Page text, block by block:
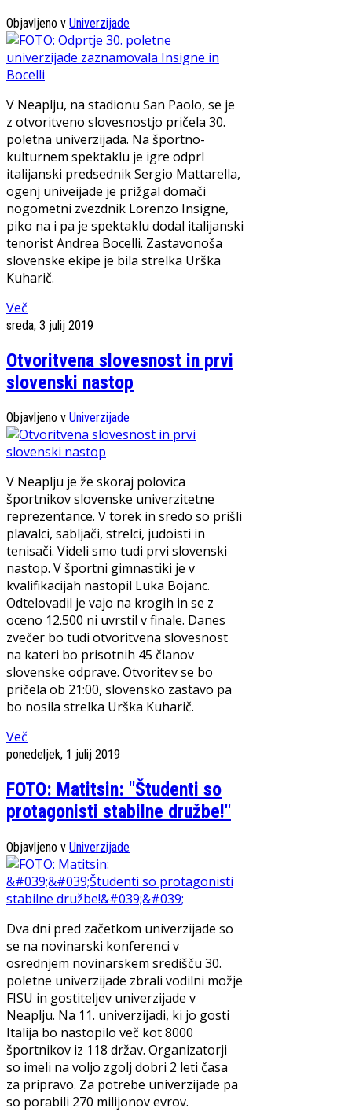
Objavljeno v Univerzijade
V Neaplju, na stadionu San Paolo, se je
z otvoritveno slovesnostjo pričela 30.
poletna univerzijada. Na športno-
kulturnem spektaklu je igre odprl
italijanski predsednik Sergio Mattarella,
ogenj univeijade je prižgal domači
nogometni zvezdnik Lorenzo Insigne,
piko na i pa je spektaklu dodal italijanski
tenorist Andrea Bocelli. Zastavonoša
slovenske ekipe je bila strelka Urška
Kuharič.
Več
sreda, 3 julij 2019
Otvoritvena slovesnost in prvi
slovenski nastop
Objavljeno v Univerzijade
V Neaplju je že skoraj polovica
športnikov slovenske univerzitetne
reprezentance. V torek in sredo so prišli
plavalci, sabljači, strelci, judoisti in
tenisači. Videli smo tudi prvi slovenski
nastop. V športni gimnastiki je v
kvalifikacijah nastopil Luka Bojanc.
Odtelovadil je vajo na krogih in se z
oceno 12.500 ni uvrstil v finale. Danes
zvečer bo tudi otvoritvena slovesnost
na kateri bo prisotnih 45 članov
slovenske odprave. Otvoritev se bo
pričela ob 21:00, slovensko zastavo pa
bo nosila strelka Urška Kuharič.
Več
ponedeljek, 1 julij 2019
FOTO: Matitsin: ''Študenti so
protagonisti stabilne družbe!''
Objavljeno v Univerzijade
Dva dni pred začetkom univerzijade so
se na novinarski konferenci v
osrednjem novinarskem središču 30.
poletne univerzijade zbrali vodilni možje
FISU in gostiteljev univerzijade v
Neaplju. Na 11. univerzijadi, ki jo gosti
Italija bo nastopilo več kot 8000
športnikov iz 118 držav. Organizatorji
so imeli na voljo zgolj dobri 2 leti časa
za pripravo. Za potrebe univerzijade pa
so porabili 270 milijonov evrov.